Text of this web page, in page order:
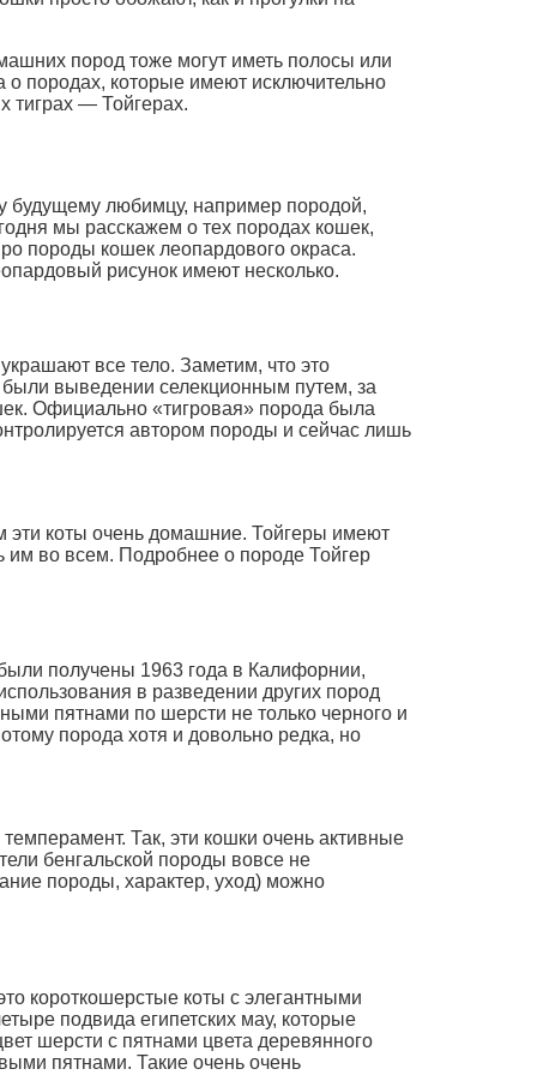
пород тоже могут иметь полосы или
породах, которые имеют исключительно
тиграх — Тойгерах.
будущему любимцу, например породой,
мы расскажем о тех породах кошек,
породы кошек леопардового окраса.
рисунок имеют несколько.
все тело. Заметим, что это
выведении селекционным путем, за
Официально «тигровая» порода была
автором породы и сейчас лишь
эти коты очень домашние. Тойгеры имеют
во всем. Подробнее о породе Тойгер
получены 1963 года в Калифорнии,
в разведении других пород
пятнами по шерсти не только черного и
порода хотя и довольно редка, но
Так, эти кошки очень активные
бенгальской породы вовсе не
породы, характер, уход) можно
короткошерстые коты с элегантными
подвида египетских мау, которые
шерсти с пятнами цвета деревянного
пятнами. Такие очень очень